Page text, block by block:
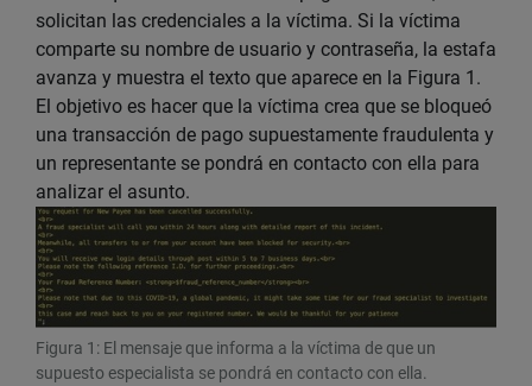
solicitan las credenciales a la víctima. Si la víctima
comparte su nombre de usuario y contraseña, la estafa
avanza y muestra el texto que aparece en la Figura 1.
El objetivo es hacer que la víctima crea que se bloqueó
una transacción de pago supuestamente fraudulenta y
un representante se pondrá en contacto con ella para
analizar el asunto.
Figura 1: El mensaje que informa a la víctima de que un
supuesto especialista se pondrá en contacto con ella.